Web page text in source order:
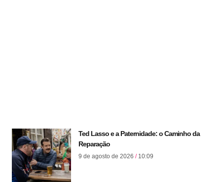
Ted Lasso e a Paternidade: o Caminho da
Reparação
9 de agosto de 2026 10:09